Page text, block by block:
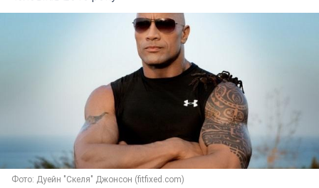
Фото: Дуейн "Скеля" Джонсон (fitfixed.com)